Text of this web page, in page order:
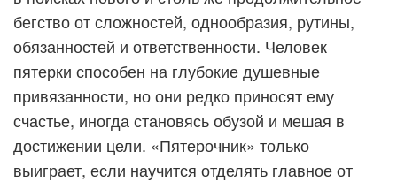
бегство от сложностей, однообразия, рутины,
обязанностей и ответственности. Человек
пятерки способен на глубокие душевные
привязанности, но они редко приносят ему
счастье, иногда становясь обузой и мешая в
достижении цели. «Пятерочник» только
выиграет, если научится отделять главное от